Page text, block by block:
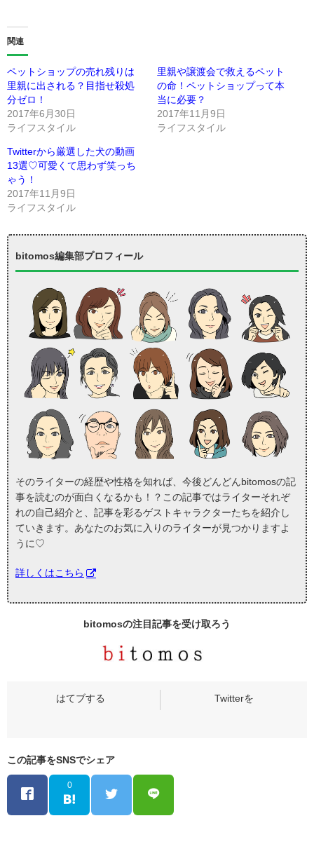
関連
ペットショップの売れ残りは
里親に出される？目指せ殺処
分ゼロ！
2017年6月30日
ライフスタイル
里親や譲渡会で救えるペット
の命！ペットショップって本
当に必要？
2017年11月9日
ライフスタイル
Twitterから厳選した犬の動画
13選♡可愛くて思わず笑っち
ゃう！
2017年11月9日
ライフスタイル
bitomos編集部プロフィール
そのライターの経歴や性格を知れば、今後どんどんbitomosの記
事を読むのが面白くなるかも！？この記事ではライターそれぞ
れの自己紹介と、記事を彩るゲストキャラクターたちを紹介し
ていきます。あなたのお気に入りのライターが見つかりますよ
うに♡
詳しくはこちら
bitomosの注目記事を受け取ろう
この記事をSNSでシェア
0